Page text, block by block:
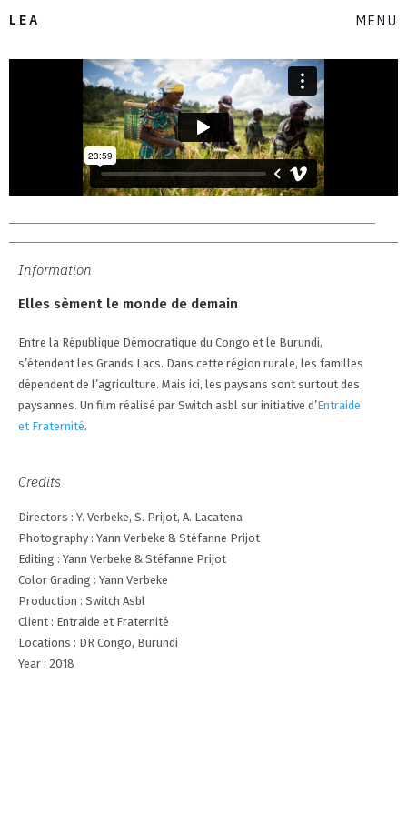
LEA MENU
Information
Elles sèment le monde de demain
Entre la République Démocratique du Congo et le Burundi,
s’étendent les Grands Lacs. Dans cette région rurale, les familles
dépendent de l’agriculture. Mais ici, les paysans sont surtout des
paysannes. Un film réalisé par Switch asbl sur initiative d’Entraide
et Fraternité.
Credits
Directors : Y. Verbeke, S. Prijot, A. Lacatena
Photography : Yann Verbeke & Stéfanne Prijot
Editing : Yann Verbeke & Stéfanne Prijot
Color Grading : Yann Verbeke
Production : Switch Asbl
Client : Entraide et Fraternité
Locations : DR Congo, Burundi
Year : 2018